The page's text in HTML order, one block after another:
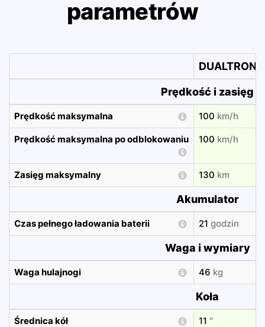
parametrów
DUALTRON
Prędkość i zasięg
Prędkość maksymalna 100 km/h
Prędkość maksymalna po odblokowaniu 100 km/h
Zasięg maksymalny 130 km
Akumulator
Czas pełnego ładowania baterii 21 godzin
Waga i wymiary
Waga hulajnogi 46 kg
Koła
Średnica kół 11 ″